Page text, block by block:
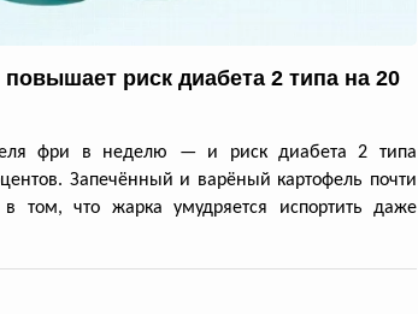
риск диабета 2 типа на 20
фри в неделю — и риск диабета 2 типа
Запечённый и варёный картофель почти
том, что жарка умудряется испортить даже